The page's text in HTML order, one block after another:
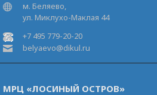
м. Беляево,
ул. Миклухо-Маклая 44
+7 495 779-20-20
belyaevo@dikul.ru
МРЦ «ЛОСИНЫЙ ОСТРОВ»